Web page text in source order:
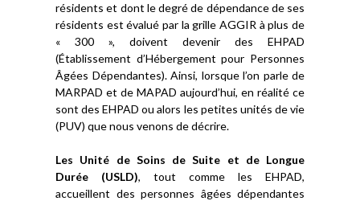
résidents et dont le degré de dépendance de ses
résidents est évalué par la grille AGGIR à plus de
« 300 », doivent devenir des EHPAD
(Établissement d’Hébergement pour Personnes
Âgées Dépendantes). Ainsi, lorsque l’on parle de
MARPAD et de MAPAD aujourd’hui, en réalité ce
sont des EHPAD ou alors les petites unités de vie
(PUV) que nous venons de décrire.
Les Unité de Soins de Suite et de Longue
Durée (USLD), tout comme les EHPAD,
accueillent des personnes âgées dépendantes